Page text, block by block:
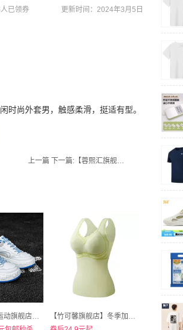
已领券 更新时间：2024年3月5日
时尚外套男，触感柔滑，挺适有型。
上一篇 下一篇: 【蓉熙汇旗舰店】非遗双麻饼360g四川特产
【贵人鸟官方运动旗舰店】贵人鸟休闲板鞋运动鞋
【竹可馨旗舰店】冬季加厚带胸垫德绒无痕保暖背心女